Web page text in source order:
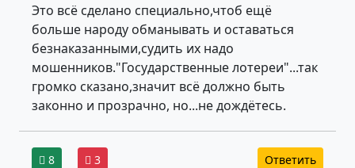
Это всё сделано специально,чтоб ещё
больше народу обманывать и оставаться
безнаказанными,судить их надо
мошенников."Государственные лотереи"...так
громко сказано,значит всё должно быть
законно и прозрачно, но...не дождётесь.
8 3 Ответить